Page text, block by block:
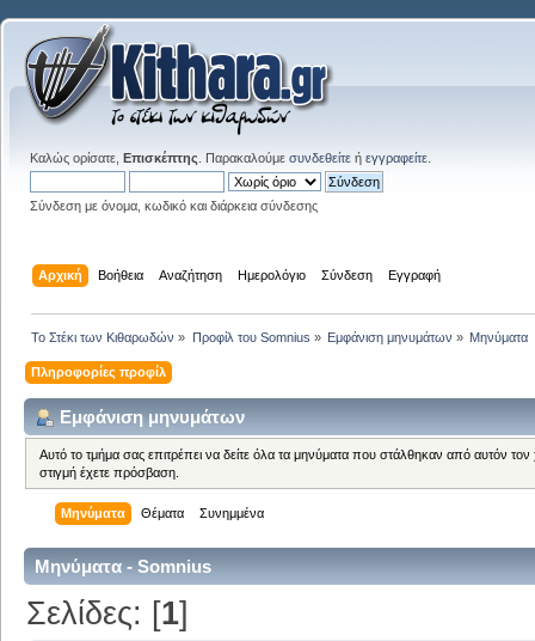
Καλώς ορίσατε, Επισκέπτης . Παρακαλούμε συνδεθείτε ή εγγραφείτε
Σύνδεση με όνομα, κωδικό και διάρκεια σύνδεσης
Αρχική Βοήθεια Αναζήτηση Ημερολόγιο Σύνδεση Εγγραφή
Το Στέκι των Κιθαρωδών » Προφίλ του Somnius » Εμφάνιση μηνυμάτων » Μηνύματα
Πληροφορίες προφίλ
Εμφάνιση μηνυμάτων
Αυτό το τμήμα σας επιτρέπει να δείτε όλα τα μηνύματα που στάλθηκαν από αυτόν
στιγμή έχετε πρόσβαση.
Μηνύματα Θέματα Συνημμένα
Μηνύματα - Somnius
Σελίδες: [1]